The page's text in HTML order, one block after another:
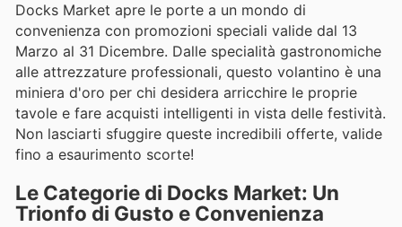
Docks Market apre le porte a un mondo di
convenienza con promozioni speciali valide dal 13
Marzo al 31 Dicembre. Dalle specialità gastronomiche
alle attrezzature professionali, questo volantino è una
miniera d'oro per chi desidera arricchire le proprie
tavole e fare acquisti intelligenti in vista delle festività.
Non lasciarti sfuggire queste incredibili offerte, valide
fino a esaurimento scorte!
Le Categorie di Docks Market: Un
Trionfo di Gusto e Convenienza